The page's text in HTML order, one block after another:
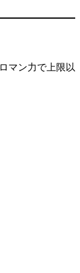
マン力で上限以